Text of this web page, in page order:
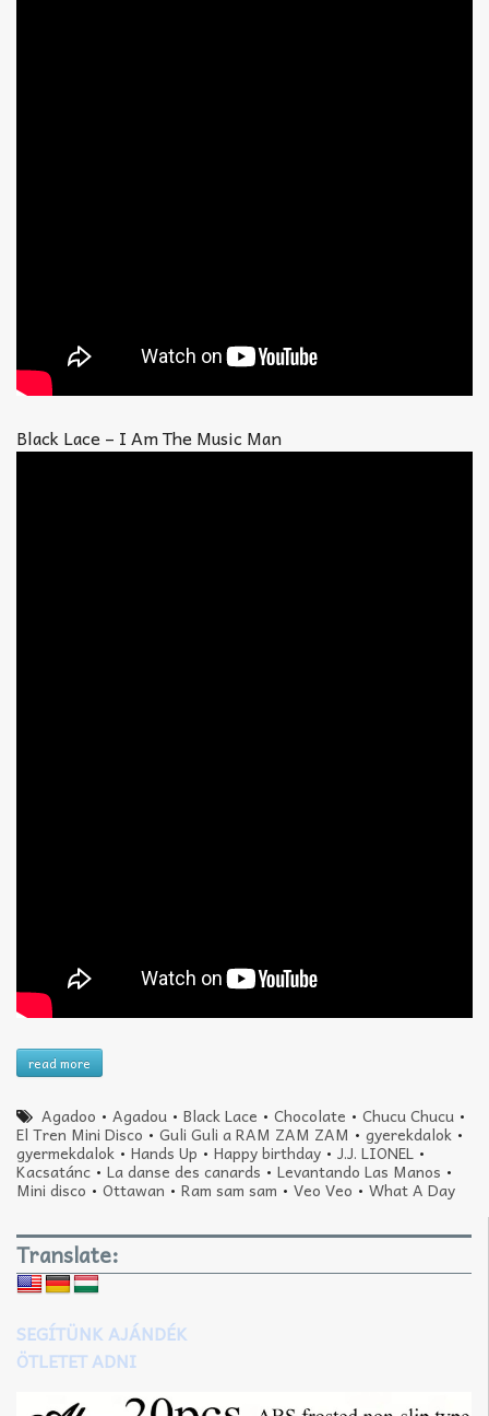
Black Lace – I Am The Music Man
read more
Agadoo •Agadou •Black Lace •Chocolate •Chucu Chucu •
El Tren Mini Disco • Guli Guli a RAM ZAM ZAM • gyerekdalok •
gyermekdalok • Hands Up • Happy birthday • J.J. LIONEL •
Kacsatánc • La danse des canards • Levantando Las Manos •
Mini disco • Ottawan • Ram sam sam • Veo Veo • What A Day
Translate:
SEGÍTÜNK AJÁNDÉK
ÖTLETET ADNI